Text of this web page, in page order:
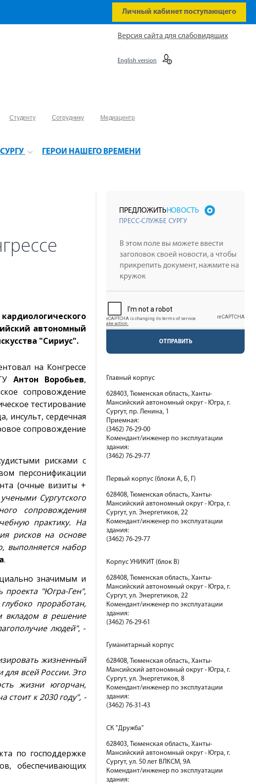
Личный кабинет поступающего
Студенту Сотруднику
Медиацентр
ГЕРОИ НАШЕГО ВРЕМЕНИ
Версия сайта для слабовидящих
English version
автономный
"Сириус".
на Конгрессе
Антон Воробьев,
сопровождение
тестирование
инсульт, сердечная
сопровождение
рисками с
персонификации
(очные визиты +
Сургутского
сопровождения
практику. На
рисков на основе
выполняется набор
.
значимым и
проекта "Югра-Ген",
проработан,
вкладом в решение
людей",-
жизненный
всей России. Это
жизни югорчан,
стоит к 2030 году", -
по господдержке
обеспечивающих
ПРЕДЛОЖИТЬНОВОСТЬ
ПРЕСС-СЛУЖБЕ СУРГУ
ОТПРАВИТЬ
Главный корпус
628403, Тюменская область, Ханты-
Мансийский автономный округ - Югра, г.
Сургут, пр. Ленина, 1
Приемная:
(3462) 76-29-00
Комендант/инженер по эксплуатации
здания:
(3462) 76-29-77
Первый корпус (блоки А, Б, Г)
628408, Тюменская область, Ханты-
Мансийский автономный округ - Югра, г.
Сургут, ул. Энергетиков, 22
Комендант/инженер по эксплуатации
здания:
(3462) 76-29-77
Корпус УНИКИТ (блок В)
628408, Тюменская область, Ханты-
Мансийский автономный округ - Югра, г.
Сургут, ул. Энергетиков, 22
Комендант/инженер по эксплуатации
здания:
(3462) 76-29-61
Гуманитарный корпус
628408, Тюменская область, Ханты-
Мансийский автономный округ - Югра, г.
Сургут, ул. Энергетиков, 8
Комендант/инженер по эксплуатации
здания:
(3462) 76-31-43
СК "Дружба"
628403, Тюменская область, Ханты-
Мансийский автономный округ - Югра, г.
Сургут, ул. 50 лет ВЛКСМ, 9А
Комендант/инженер по эксплуатации
здания: